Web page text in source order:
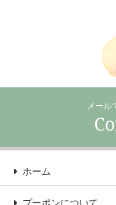
メール
ホーム
プーポンについて